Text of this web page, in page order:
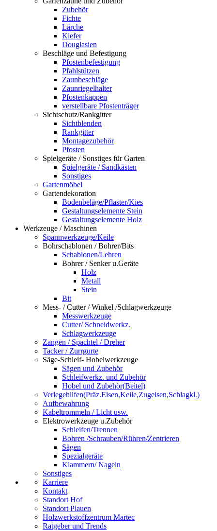
Zubehör
Fichte
Lärche
Kiefer
Douglasien
Beschläge und Befestigung
Pfostenbefestigung
Pfahlstützen
Zaunbeschläge
Zaunriegelhalter
Pfostenkappen
verstellbare Pfostenträger
Sichtschutz/Rankgitter
Sichtblenden
Rankgitter
Montagezubehör
Pfosten
Spielgeräte / Sonstiges für Garten
Spielgeräte / Sandkästen
Sonstiges
Gartenmöbel
Gartendekoration
Bodenbeläge/Pflaster/Kies
Gestaltungselemente Stein
Gestaltungselemente Holz
Werkzeuge / Maschinen
Spannwerkzeuge/Keile
Bohrschablonen / Bohrer/Bits
Schablonen/Lehren
Bohrer / Senker u.Geräte
Holz
Metall
Stein
Bit
Mess- / Cutter / Winkel /Schlagwerkzeuge
Messwerkzeuge
Cutter/ Schneidwerkz.
Schlagwerkzeuge
Zangen / Spachtel / Dreher
Tacker / Zurrgurte
Säge-Schleif- Hobelwerkzeuge
Sägen und Zubehör
Schleifwerkz. und Zubehör
Hobel und Zubehör(Beitel)
Verlegehilfen(Präz.Eisen,Keile,Zugeisen,Schlagkl.)
Aufbewahrung
Kabeltrommeln / Licht usw.
Elektrowerkzeuge u.Zubehör
Schleifen/Trennen
Bohren /Schrauben/Rühren/Zentrieren
Sägen
Spezialgeräte
Klammern/ Nageln
Sonstiges
Karriere
Kontakt
Standort Hof
Standort Plauen
Holzwerkstoffzentrum Martec
Ratgeber und Trends